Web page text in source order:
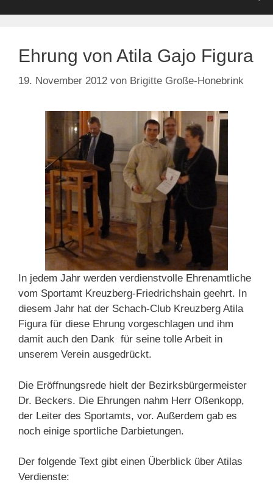
Ehrung von Atila Gajo Figura
19. November 2012 von Brigitte Große-Honebrink
In jedem Jahr werden verdienstvolle Ehrenamtliche
vom Sportamt Kreuzberg-Friedrichshain geehrt. In
diesem Jahr hat der Schach-Club Kreuzberg Atila
Figura für diese Ehrung vorgeschlagen und ihm
damit auch den Dank für seine tolle Arbeit in
unserem Verein ausgedrückt.
Die Eröffnungsrede hielt der Bezirksbürgermeister
Dr. Beckers. Die Ehrungen nahm Herr Oßenkopp,
der Leiter des Sportamts, vor. Außerdem gab es
noch einige sportliche Darbietungen.
Der folgende Text gibt einen Überblick über Atilas
Verdienste: